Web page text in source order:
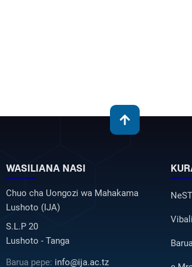
WASILIANA NASI
Chuo cha Uongozi wa Mahakama
Lushoto (IJA)
S.L.P 20
Lushoto - Tanga
Barua pepe: info@ija.ac.tz
NeST
Vibali